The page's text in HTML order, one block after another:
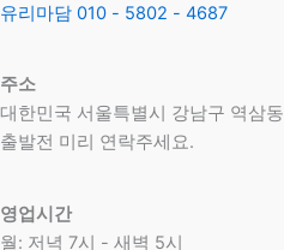
유리마담 010 - 5802 - 4687
주소
대한민국 서울특별시 강남구 역삼동
​출발전 미리 연락주세요.
영업시간
월: 저녁 7시 - 새벽 5시